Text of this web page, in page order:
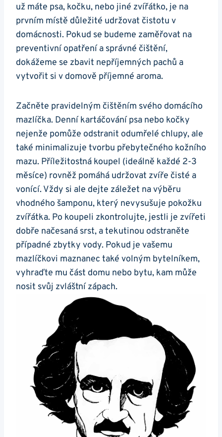
už máte psa, kočku, nebo jiné zvířátko, je na
prvním místě důležité udržovat čistotu v
domácnosti. Pokud se budeme zaměřovat na
preventivní opatření a správné čištění,
dokážeme se zbavit nepříjemných pachů a
vytvořit si v domově příjemné aroma.
Začněte pravidelným čištěním svého domácího
mazlíčka. Denní kartáčování psa nebo kočky
nejenže pomůže odstranit odumřelé chlupy, ale
také minimalizuje tvorbu přebytečného kožního
mazu. Příležitostná koupel (ideálně každé 2-3
měsíce) rovněž pomáhá udržovat zvíře čisté a
vonící. Vždy si ale dejte záležet na výběru
vhodného šamponu, který nevysušuje pokožku
zvířátka. Po koupeli zkontrolujte, jestli je zvířeti
dobře načesaná srst, a tekutinou odstraněte
případné zbytky vody. Pokud je vašemu
mazlíčkovi maznanec také volným bytelníkem,
vyhraďte mu část domu nebo bytu, kam může
nosit svůj zvláštní zápach.